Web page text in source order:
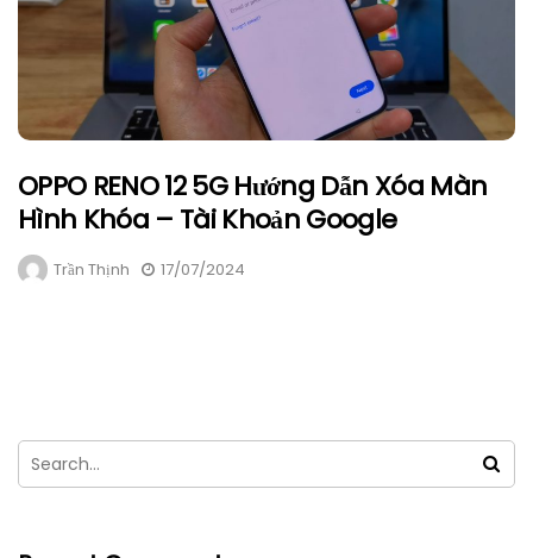
OPPO RENO 12 5G Hướng Dẫn Xóa Màn
Hình Khóa – Tài Khoản Google
Trần Thịnh 17/07/2024